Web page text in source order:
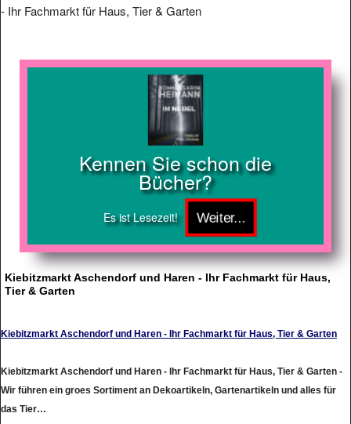
- Ihr Fachmarkt für Haus, Tier & Garten
Kennen Sie schon die
Bücher?
Es ist Lesezeit!
Kiebitzmarkt Aschendorf und Haren - Ihr Fachmarkt für Haus,
Tier & Garten
Kiebitzmarkt Aschendorf und Haren - Ihr Fachmarkt für Haus, Tier & Garten
Kiebitzmarkt Aschendorf und Haren - Ihr Fachmarkt für Haus, Tier & Garten -
Wir führen ein groes Sortiment an Dekoartikeln, Gartenartikeln und alles für
das Tier…